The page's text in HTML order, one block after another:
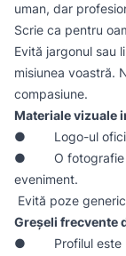
uman, dar
Scrie ca pentru
Evită jargonul sau
misiunea voastră.
compasiune.
Materiale vizuale
● Logo-ul oficial
● O fotografie
eveniment.
Evită poze
Greșeli frecvente
● Profilul este